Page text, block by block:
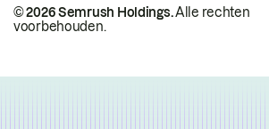
© 2026 Semrush Holdings.Alle rechten
voorbehouden.